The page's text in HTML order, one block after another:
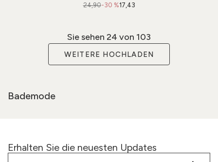
-30 %
24,90 17,43
Sie sehen 24 von 103
WEITERE HOCHLADEN
Bademode
Erhalten Sie die neuesten Updates